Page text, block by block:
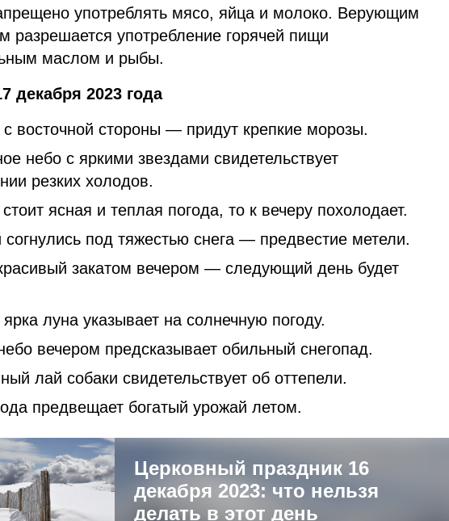
употреблять мясо, яйца и молоко. Верующим
разрешается употребление горячей пищи
маслом и рыбы.
декабря 2023 года
с восточной стороны — придут крепкие морозы.
небо с яркими звездами свидетельствует
резких холодов.
ясная и теплая погода, то к вечеру похолодает.
согнулись под тяжестью снега — предвестие метели.
закатом вечером — следующий день будет
луна указывает на солнечную погоду.
вечером предсказывает обильный снегопад.
лай собаки свидетельствует об оттепели.
предвещает богатый урожай летом.
Церковный праздник 16
декабря 2023: что нельзя
делать в этот день